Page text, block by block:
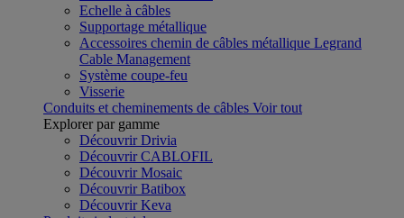
Echelle à câbles
Supportage métallique
Accessoires chemin de câbles métallique Legrand
Cable Management
Système coupe-feu
Visserie
Conduits et cheminements de câbles Voir tout
Explorer par gamme
Découvrir Drivia
Découvrir CABLOFIL
Découvrir Mosaic
Découvrir Batibox
Découvrir Keva